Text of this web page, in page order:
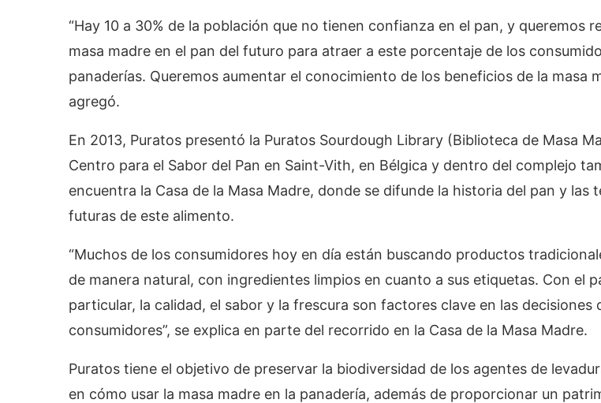
“Hay 10 a 30% de la población que no tienen confianza en el pan, y queremos
masa madre en el pan del futuro para atraer a este porcentaje de los
panaderías. Queremos aumentar el conocimiento de los beneficios de la masa
agregó.
En 2013, Puratos presentó la Puratos Sourdough Library (Biblioteca de Masa
Centro para el Sabor del Pan en Saint-Vith, en Bélgica y dentro del complejo
encuentra la Casa de la Masa Madre, donde se difunde la historia del pan y las
futuras de este alimento.
“Muchos de los consumidores hoy en día están buscando productos
de manera natural, con ingredientes limpios en cuanto a sus etiquetas. Con el
particular, la calidad, el sabor y la frescura son factores clave en las decisiones
consumidores”, se explica en parte del recorrido en la Casa de la Masa Madre.
Puratos tiene el objetivo de preservar la biodiversidad de los agentes de
en cómo usar la masa madre en la panadería, además de proporcionar un